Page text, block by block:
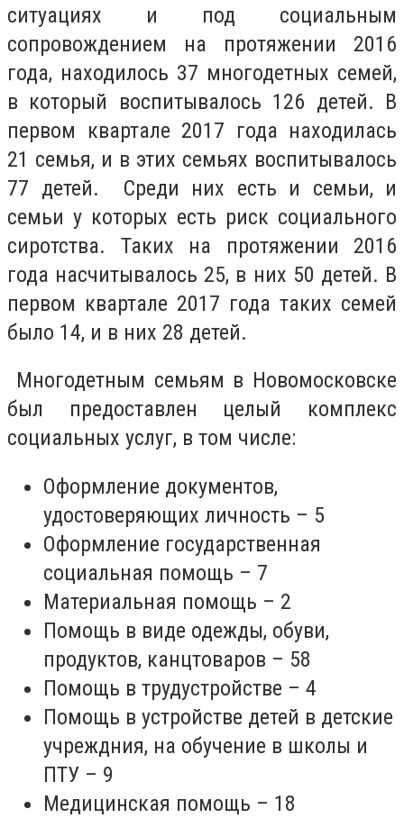
ситуациях и под социальным
сопровождением на протяжении 2016
года, находилось 37 многодетных семей,
в который воспитывалось 126 детей. В
первом квартале 2017 года находилась
21 семья, и в этих семьях воспитывалось
77 детей. Среди них есть и семьи, и
семьи у которых есть риск социального
сиротства. Таких на протяжении 2016
года насчитывалось 25, в них 50 детей. В
первом квартале 2017 года таких семей
было 14, и в них 28 детей.
Многодетным семьям в Новомосковске
был предоставлен целый комплекс
социальных услуг, в том числе:
Оформление документов,
удостоверяющих личность – 5
Оформление государственная
социальная помощь – 7
Материальная помощь – 2
Помощь в виде одежды, обуви,
продуктов, канцтоваров – 58
Помощь в трудустройстве – 4
Помощь в устройстве детей в детские
учреждния, на обучение в школы и
ПТУ – 9
Медицинская помощь – 18